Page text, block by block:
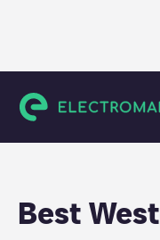
Llano
Best